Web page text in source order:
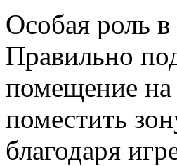
Особая роль
Правильно
помещение
поместить
благодаря